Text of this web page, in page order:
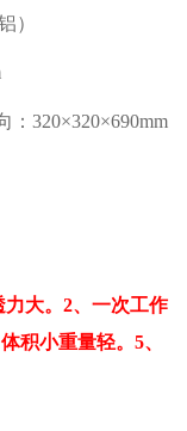
）
： 320×320×690mm
大。 2、一次工作
积小重量轻。 5、